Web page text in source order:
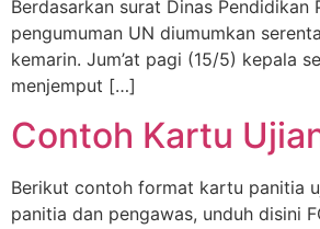
Berdasarkan surat Dinas Pendidikan
pengumuman UN diumumkan
kemarin. Jum’at pagi (15/5) kepala
menjemput […]
Contoh Kartu
Berikut contoh format kartu panitia
panitia dan pengawas, unduh disini